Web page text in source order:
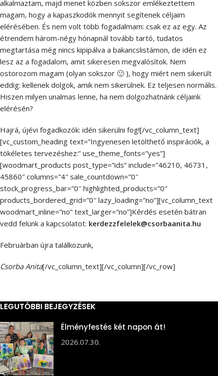
alkalmaztam, majd menet közben sokszor emlékeztettem
magam, hogy a kapaszkodók mennyit segítenek céljaim
elérésében. És nem volt több fogadalmam: csak ez az egy. Az
étrendem három-négy hónapnál tovább tartó, tudatos
megtartása még nincs kipipálva a bakancslistámon, de idén ez
lesz az a fogadalom, amit sikeresen megvalósítok. Nem
ostorozom magam (olyan sokszor 🙂 ), hogy miért nem sikerült
eddig: kellenek dolgok, amik nem sikerülnek. Ez teljesen normális.
Hiszen milyen unalmas lenne, ha nem dolgozhatnánk céljaink
elérésén?
Hajrá, újévi fogadkozók: idén sikerülni fog![/vc_column_text]
[vc_custom_heading text=”Ingyenesen letölthető inspirációk, a
tökéletes tervezéshez:” use_theme_fonts=”yes”]
[woodmart_products post_type=”ids” include=”46210, 46731,
45860″ columns=”4″ sale_countdown=”0″
stock_progress_bar=”0″ highlighted_products=”0″
products_bordered_grid=”0″ lazy_loading=”no”][vc_column_text
woodmart_inline=”no” text_larger=”no”]Kérdés esetén bátran
vedd felünk a kapcsolatot: kerdezzfelelek@csorbaanita.hu
Februárban újra találkozunk,
Csorba Anita[/vc_column_text][/vc_column][/vc_row]
LEGUTÓBBI BEJEGYZÉSEK
Élményfestés két napon át!
2026.07.30.